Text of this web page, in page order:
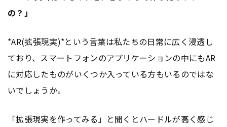
の？」
*AR(拡張現実)*という言葉は私たちの日常に広く浸透し
ており、スマートフォンのアプリ ケーションの中にもAR
に対応したものがいくつか入っている方もいるのではな
いでしょうか。
「拡張現実を作ってみる」と聞くとハードルが高く感じ